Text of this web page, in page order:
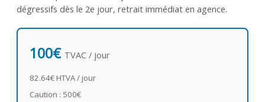
dégressifs dès le 2e jour, retrait immédiat en agence.
100€ TVAC / jour
82.64€ HTVA / jour
Caution : 500€